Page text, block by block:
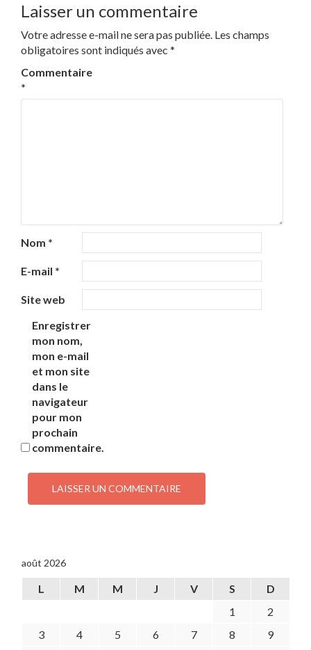
Laisser un commentaire
Votre adresse e-mail ne sera pas publiée. Les champs
obligatoires sont indiqués avec *
Commentaire
*
Nom *
E-mail *
Site web
Enregistrer
mon nom,
mon e-mail
et mon site
dans le
navigateur
pour mon
prochain
commentaire.
août 2026
L M M J V S
D
1
2
3
4 5 6 7 8 9